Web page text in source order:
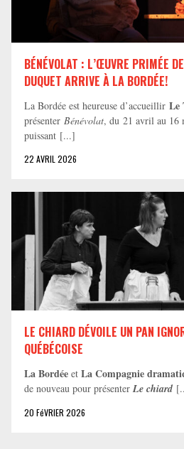
BÉNÉVOLAT : L’ŒUVRE PRIMÉE
DUQUET ARRIVE À LA BORDÉE!
La Bordée est heureuse d’accueillir Le
présenter Bénévolat, du 21 avril au 16
puissant [...]
22 AVRIL 2026
LE CHIARD DÉVOILE UN PAN
QUÉBÉCOISE
La Bordée et La Compagnie
de nouveau pour présenter Le chiard
20 FéVRIER 2026